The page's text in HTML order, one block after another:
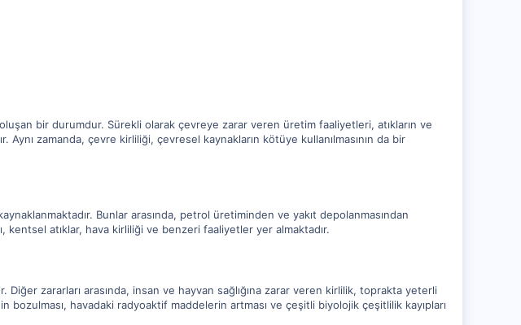
bir durumdur. Sürekli olarak çevreye zarar veren üretim faaliyetleri, atıkların ve
Aynı zamanda, çevre kirliliği, çevresel kaynakların kötüye kullanılmasının da bir
Bunlar arasında, petrol üretiminden ve yakıt depolanmasından
kentsel atıklar, hava kirliliği ve benzeri faaliyetler yer almaktadır.
zararları arasında, insan ve hayvan sağlığına zarar veren kirlilik, toprakta yeterli
havadaki radyoaktif maddelerin artması ve çeşitli biyolojik çeşitlilik kayıpları